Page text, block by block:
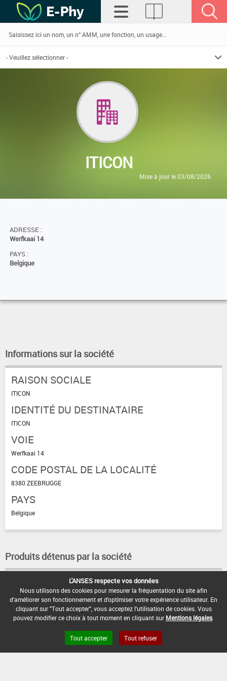
ITICON
Mise à jour le 03/08/2026
ADRESSE :
Werfkaai 14
PAYS :
Belgique
Informations sur la société
RAISON SOCIALE
ITICON
IDENTITÉ DU DESTINATAIRE
ITICON
VOIE
Werfkaai 14
CODE POSTAL DE LA LOCALITÉ
8380 ZEEBRUGGE
PAYS
Belgique
Produits détenus par la société
INTER ADREX INTER SIRIS INTER CISTO
Open Data Mentions légales Site ANSES
L'ANSES respecte vos données
Nous utilisons des cookies pour mesurer la fréquentation du site afin
d'améliorer son fonctionnement et d'optimiser votre expérience utilisateur. En
cliquant sur "Tout accepter", vous acceptez l'utilisation de cookies. Vous
pouvez modifier ce choix à tout moment en cliquant sur Mentions légales
Tout accepter Tout refuser